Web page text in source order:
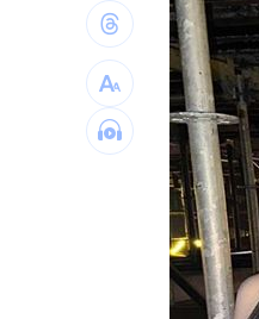
東發號遭
天后化妝
孫燕姿悲
喝這種冰
父代簽…
許忠信質